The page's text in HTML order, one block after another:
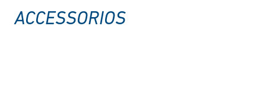
ACCESSORIOS